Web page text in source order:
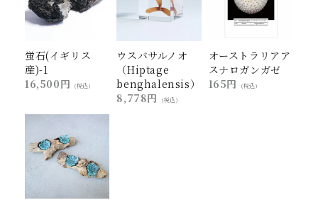
蛍石(イギリス
産)-1
16,500円
(税込)
ウスバサルノオ
（Hiptage
benghalensis）
8,778円
(税込)
オーストラリアア
スナロガンガゼ
165円
(税込)